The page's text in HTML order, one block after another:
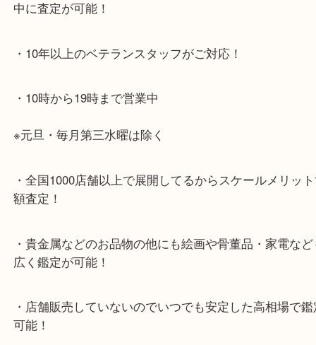
兵庫区・長田区方面の方：21号線を東（三宮方面）
・神戸駅北側、バスロータリーの地下にある、「
山の手」内にあり、非常にアクセスしやすい場所に
中に査定が可能！
・10時から19時まで営業中